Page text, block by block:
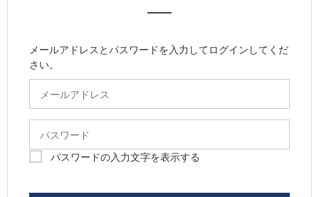
メールアドレスとパスワードを入力してログインしてくだ
さい。
パスワードの入力文字を表示する